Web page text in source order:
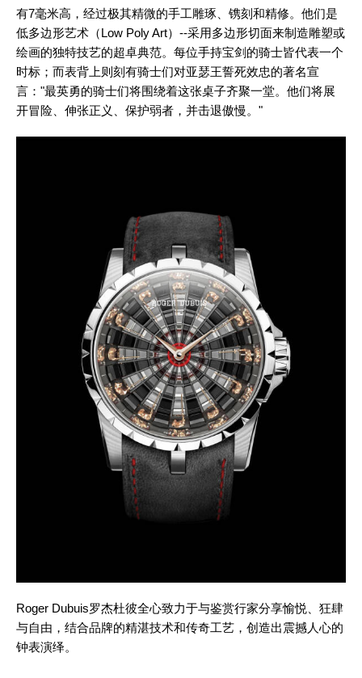
有7毫米高，经过极其精微的手工雕琢、镌刻和精修。他们是
低多边形艺术（Low Poly Art）--采用多边形切面来制造雕塑或
绘画的独特技艺的超卓典范。每位手持宝剑的骑士皆代表一个
时标；而表背上则刻有骑士们对亚瑟王誓死效忠的著名宣
言："最英勇的骑士们将围绕着这张桌子齐聚一堂。他们将展
开冒险、伸张正义、保护弱者，并击退傲慢。"
Roger Dubuis罗杰杜彼全心致力于与鉴赏行家分享愉悦、狂肆
与自由，结合品牌的精湛技术和传奇工艺，创造出震撼人心的
钟表演绎。